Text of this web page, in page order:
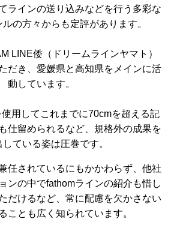
ラインの送り込みなどを行う多彩な
の方々からも定評があります。
LINE倭（ドリームラインヤマト）
だき、愛媛県と高知県をメインに活
動しています。
用してこれまでに70cmを超える記
仕留められるなど、規格外の成果を
ている姿は圧巻です。
任されているにもかかわらず、他社
ンの中でfathomラインの紹介も惜し
だけるなど、常に配慮を欠かさない
ことも広く知られています。